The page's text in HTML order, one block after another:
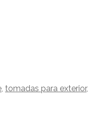
, tomadas para exterior,